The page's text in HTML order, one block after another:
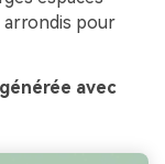
pour
avec